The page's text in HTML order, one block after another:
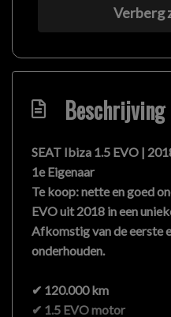
Verberg
Beschrijving
SEAT Ibiza 1.5 EVO |
1e Eigenaar
Te koop: nette en goed
EVO uit 2018 in een
Afkomstig van deeerste
onderhouden.
✔ 120.000 km
✔ 1.5 EVO motor